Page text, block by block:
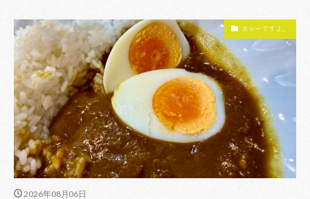
カレーですよ。
2026年08月06日